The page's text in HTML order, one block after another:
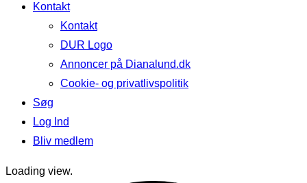
Kontakt
Kontakt
DUR Logo
Annoncer på Dianalund.dk
Cookie- og privatlivspolitik
Søg
Log Ind
Bliv medlem
Loading view.